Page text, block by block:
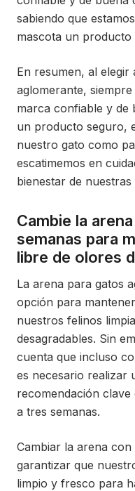
sabiendo que
mascota un
En resumen, al elegir
aglomerante,
marca confiable y de
un producto seguro,
nuestro gato como
escatimemos en
bienestar de
Cambie la
semanas para
libre de olores
La arena para gatos
opción para
nuestros felinos
desagradables. Sin
cuenta que incluso
es necesario realizar
recomendación clave
a tres semanas.
Cambiar la arena
garantizar que
limpio y fresco para